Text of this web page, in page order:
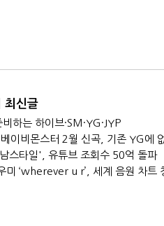
최신글
하는 하이브·SM·YG·JYP
이비몬스터 2월 신곡, 기존 YG에
스타일', 유튜브 조회수 50억 돌파
미 ‘wherever u r’, 세계 음원 차트